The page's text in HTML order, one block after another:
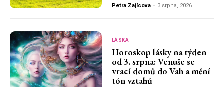
Petra Zajícova - 3 srpna, 2026
LÁSKA
Horoskop lásky na týden
od 3. srpna: Venuše se
vrací domů do Vah a mění
tón vztahů